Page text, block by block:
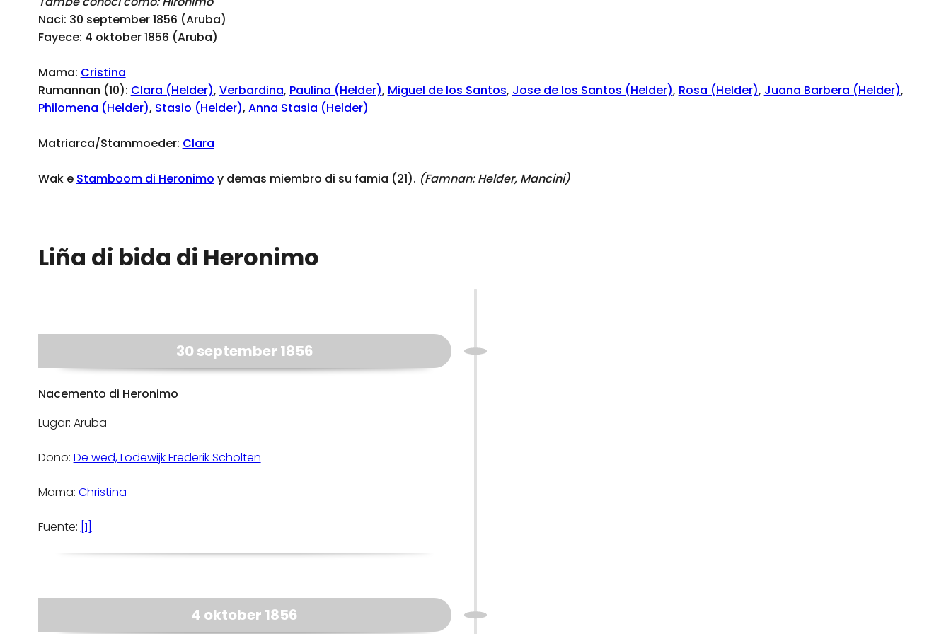
Naci: 30 september 1856 (Aruba)
Fayece: 4 oktober 1856 (Aruba)
Mama: Cristina
Rumannan (10): Clara (Helder), Verbardina, Paulina (Helder), Miguel de los Santos, Jose de los Santos (Helder), Rosa (Helder), Juana Barbera (Helder),
Philomena (Helder), Stasio (Helder), Anna Stasia (Helder)
Matriarca/Stammoeder: Clara
Wak e Stamboom di Heronimo y demas miembro di su famia (21). (Famnan:Helder, Mancini)
Liña di bida di Heronimo
30 september 1856
Nacemento di Heronimo
Lugar: Aruba
Doño: De wed, Lodewijk Frederik Scholten
Mama: Christina
Fuente: [1]
4 oktober 1856